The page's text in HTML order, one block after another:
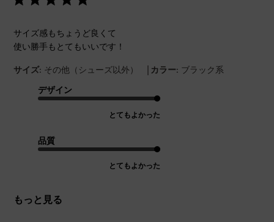
サイズ感もちょうど良くて
使い勝手もとてもいいです！
サイズ: その他（シューズ以外） | カラー: ブラック系
デザイン
とてもよかった
品質
とてもよかった
もっと見る